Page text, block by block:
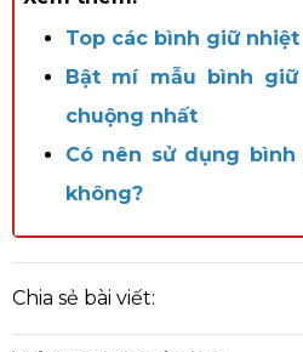
Top các bình giữ
Bật mí mẫu bình
chuộng nhất
Có nên sử dụng
không?
Chia sẻ bài viết: